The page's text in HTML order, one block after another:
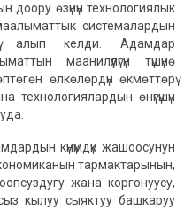
өзүнүн технологиялык
системалардын
алып келди. Адамдар
маанилүүлүгүн түшүнө
өлкөлөрдүн өкмөттөрү
өнүгүшүн
күнүмдүк жашоосунун
тармактарынын,
жана коргонуусу,
кылуу сыяктуу башкаруу